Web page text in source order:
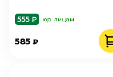
555 ₽ юр. лицам
585 ₽